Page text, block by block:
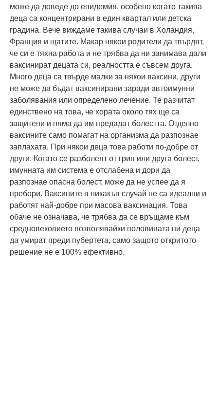
може да доведе до епидемия, особено когато такива
деца са концентрирани в един квартал или детска
градина. Вече виждаме такива случаи в Холандия,
Франция и щатите. Макар някои родители да твърдят,
че си е тяхна работа и не трябва да ни занимава дали
ваксинират децата си, реалността е съвсем друга.
Много деца са твърде малки за някои ваксини, други
не може да бъдат ваксинирани заради автоимунни
заболявания или определено лечение. Те разчитат
единствено на това, че хората около тях ще са
защитени и няма да им предадат болестта. Отделно
ваксините само помагат на организма да разпознае
заплахата. При някои деца това работи по-добре от
други. Когато се разболеят от грип или друга болест,
имунната им система е отслабена и дори да
разпознае опасна болест, може да не успее да я
пребори. Ваксините в никакъв случай не са идеални и
работят най-добре при масова ваксинация. Това
обаче не означава, че трябва да се връщаме към
средновековието позволявайки половината ни деца
да умират преди пубертета, само защото откритото
решение не е 100% ефективно.